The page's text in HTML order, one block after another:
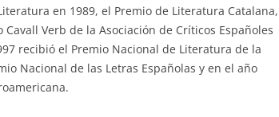
en 1989, el Premio de Literatura Catalana,
Verb de la Asociación de Críticos Españoles
recibió el Premio Nacional de Literatura de la
Nacional de las Letras Españolas y en el año